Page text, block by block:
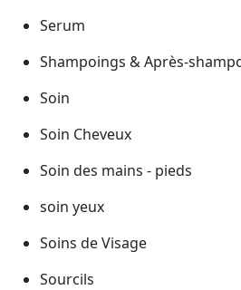
Serum
Shampoings & Après-
Soin
Soin Cheveux
Soin des mains - pieds
soin yeux
Soins de Visage
Sourcils